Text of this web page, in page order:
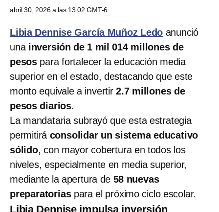
abril 30, 2026 a las 13:02 GMT-6
Libia Dennise García Muñoz Ledo anunció
una inversión de 1 mil 014 millones de
pesos para fortalecer la educación media
superior en el estado, destacando que este
monto equivale a invertir2.7 millones de
pesos diarios.
La mandataria subrayó que esta estrategia
permitirá consolidar un sistema educativo
sólido, con mayor cobertura en todos los
niveles, especialmente en media superior,
mediante la apertura de 58 nuevas
preparatoriaspara el próximo ciclo escolar.
Libia Dennise impulsa inversión